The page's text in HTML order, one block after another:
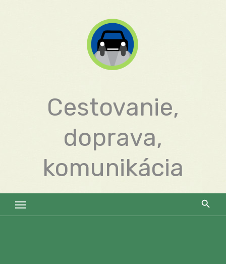
Cestovanie,
doprava,
komunikácia